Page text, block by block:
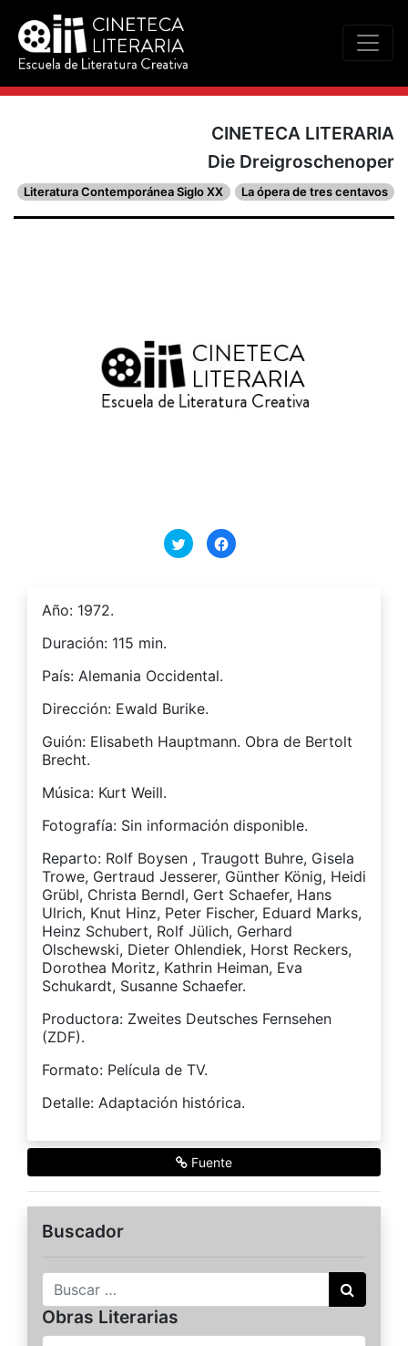
CINETECA LITERARIA
Die Dreigroschenoper
Literatura Contemporánea Siglo XX La ópera de tres centavos
Haz
clic
Haz
clic
Año: 1972.
Duración: 115 min.
País: Alemania Occidental.
Dirección: Ewald Burike.
Guión: Elisabeth Hauptmann. Obra de Bertolt
Brecht.
Música: Kurt Weill.
Fotografía: Sin información disponible.
Reparto: Rolf Boysen , Traugott Buhre, Gisela
Trowe, Gertraud Jesserer, Günther König, Heidi
Grübl, Christa Berndl, Gert Schaefer, Hans
Ulrich, Knut Hinz, Peter Fischer, Eduard Marks,
Heinz Schubert, Rolf Jülich, Gerhard
Olschewski, Dieter Ohlendiek, Horst Reckers,
Dorothea Moritz, Kathrin Heiman, Eva
Schukardt, Susanne Schaefer.
Productora: Zweites Deutsches Fernsehen
(ZDF).
Formato: Película de TV.
Detalle: Adaptación histórica.
Fuente
Buscador
Buscar
Obras Literarias